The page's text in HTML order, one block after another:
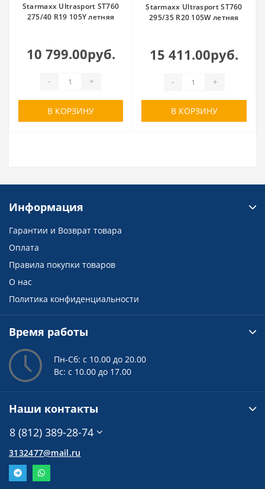
Starmaxx Ultrasport ST760
275/40 R19 105Y летняя
10 799.00руб.
- +
В КОРЗИНУ
Starmaxx Ultrasport ST760
295/35 R20 105W летняя
15 411.00руб.
- +
В КОРЗИНУ
Информация
Гарантии и Возврат товара
Оплата
Правила покупки товаров
О нас
Политика конфиденциальности
Время работы
Пн-Сб: с 10.00 до 20.00
Вс: с 10.00 до 17.00
Наши контакты
8 (812) 389-28-74
3132477@mail.ru